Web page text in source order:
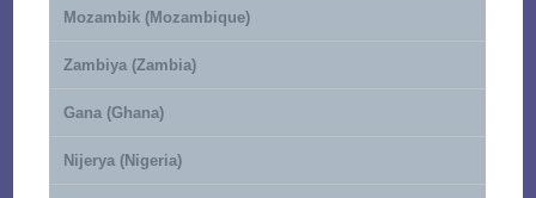
Mozambik (Mozambique)
Zambiya (Zambia)
Gana (Ghana)
Nijerya (Nigeria)